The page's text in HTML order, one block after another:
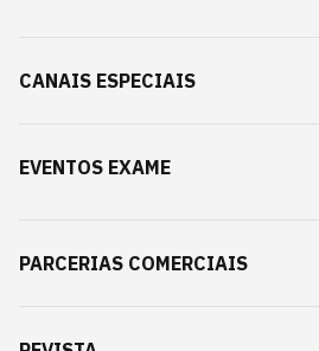
CANAIS ESPECIAIS
EVENTOS EXAME
PARCERIAS COMERCIAIS